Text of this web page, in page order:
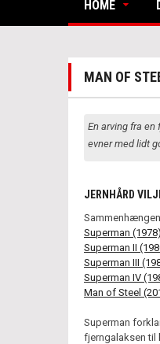
HOME
MAN OF
En arving fra
evner med lidt
JERNHÅRD
Superman (1978)
Superman II
Superman III
Superman IV
Man of Steel
Superman
fjerngalaksen til